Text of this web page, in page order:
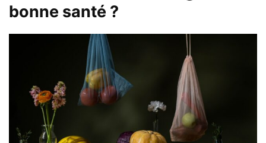
bonne santé ?